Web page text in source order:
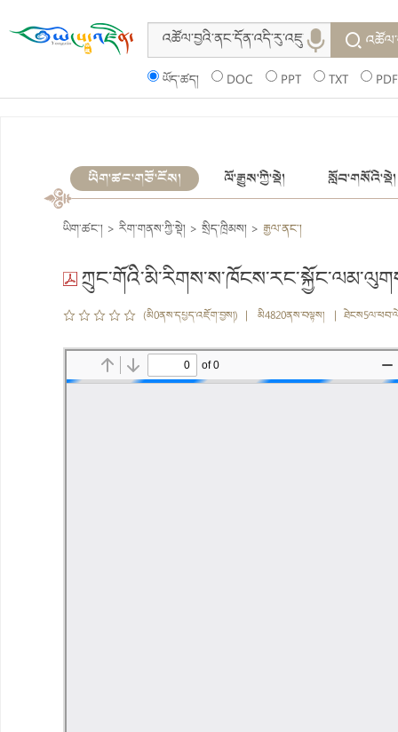
ཡོད་ཚད། DOC PPT TXT PDF
ཡིག་ཚང་གཙོ་ངོས། ལོ་རྒྱུས་ཀྱི་སྡེ། སློབ་གསོའི་སྡེ།
ཡིག་ཚང་། > རིག་གནས་ཀྱི་སྡེ། > སྲིད་ཁྲིམས། > རྒྱལ་ནང་།
(མི0ནས་དཔྱད་འཇོག་བྱས།) | མི4820ནས་བལྟས། |